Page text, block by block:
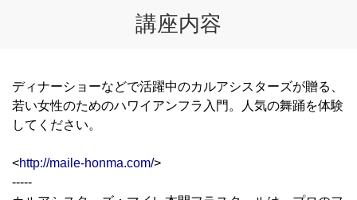
講座内容
ディナーショーなどで活躍中のカルアシスターズが贈る、
若い女性のためのハワイアンフラ入門。人気の舞踊を体験
してください。
<http://maile-honma.com/>
-----